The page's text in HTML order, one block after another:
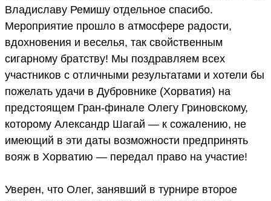
Владиславу Ремишу отдельное спасибо.
Мероприятие прошло в атмосфере радости,
вдохновения и веселья, так свойственным
сигарному братству! Мы поздравляем всех
участников с отличными результатами и хотели бы
пожелать удачи в Дубровнике (Хорватия) на
предстоящем Гран-финале Олегу Гриновскому,
которому Александр Шагай — к сожалению, не
имеющий в эти даты возможности предпринять
вояж в Хорватию — передал право на участие!
Уверен, что Олег, занявший в турнире второе